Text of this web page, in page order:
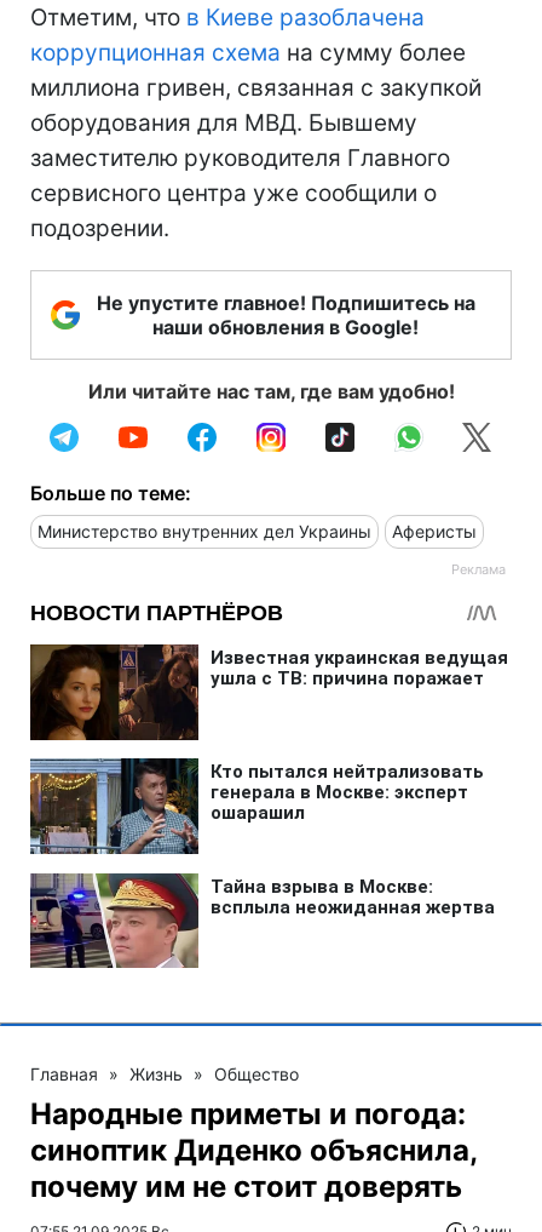
Отметим, что в Киеве разоблачена
коррупционная схема на сумму более
миллиона гривен, связанная с закупкой
оборудования для МВД. Бывшему
заместителю руководителя Главного
сервисного центра уже сообщили о
подозрении.
Не упустите главное! Подпишитесь на
наши обновления в Google!
Или читайте нас там, где вам удобно!
Больше по теме:
Министерство внутренних дел Украины Аферисты
Главная » Жизнь » Общество
Народные приметы и погода:
синоптик Диденко объяснила,
почему им не стоит доверять